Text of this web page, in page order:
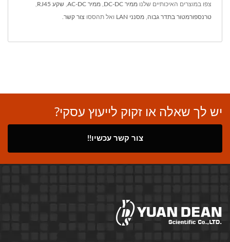
צפו במוצרים האיכותיים שלנו ממיר DC-DC ממיר AC-DC שקע RJ45
טרנספורמטור בתדר גבוה מסנני LAN ואל תהססו צור קשר
יש לך שאלה או זקוק לייעוץ עסקי?
צור קשר עכשיו!!